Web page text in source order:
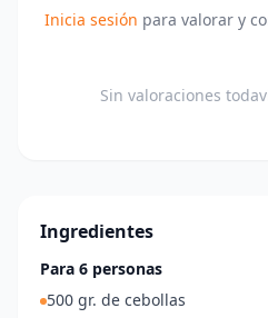
Inicia sesión para valorar y
Sin valoraciones
Ingredientes
Para 6 personas
500 gr. de cebollas